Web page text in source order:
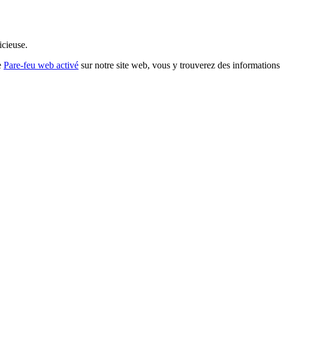
Pare-feu web activé sur notre site web, vous y trouverez des informations